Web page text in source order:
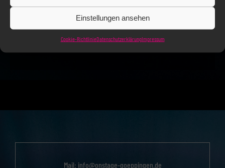
Einstellungen ansehen
Cookie-RichtlinieDatenschutzerklärungImpressum
Pfarrstraße 37A
73033 Göppingen
Mail: info@onstage-goeppingen.de